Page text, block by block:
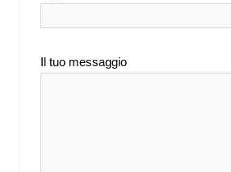
Il tuo messaggio